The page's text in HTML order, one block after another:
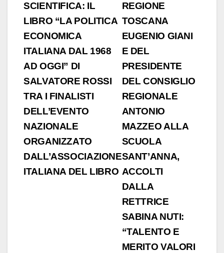
REGIONE
TOSCANA
EUGENIO GIANI
E DEL
PRESIDENTE
DEL CONSIGLIO
REGIONALE
ANTONIO
MAZZEO ALLA
SCUOLA
SANT’ANNA,
ACCOLTI
DALLA
RETTRICE
SABINA NUTI:
“TALENTO E
MERITO VALORI
SCIENTIFICA: IL
LIBRO “LA POLITICA
ECONOMICA
ITALIANA DAL 1968
AD OGGI” DI
SALVATORE ROSSI
TRA I FINALISTI
DELL’EVENTO
NAZIONALE
ORGANIZZATO
DALL’ASSOCIAZIONE
ITALIANA DEL LIBRO